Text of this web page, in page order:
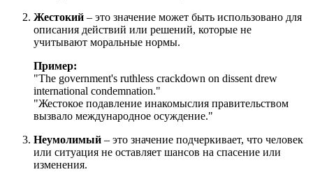
Жестокий – это значение может быть использовано для
описания действий или решений, которые не
учитывают моральные нормы.
Пример:
"The government's ruthless crackdown on dissent drew
international condemnation."
"Жестокое подавление инакомыслия правительством
вызвало международное осуждение."
Неумолимый – это значение подчеркивает, что человек
или ситуация не оставляет шансов на спасение или
изменения.